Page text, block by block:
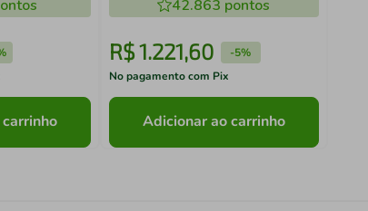
42.863 pontos
R$1.221,60 -5%
No pagamento com Pix
Adicionar ao carrinho